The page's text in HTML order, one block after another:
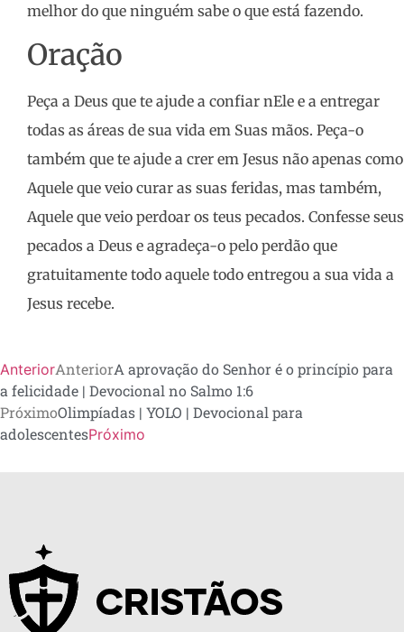
melhor do que ninguém sabe o que está fazendo.
Oração
Peça a Deus que te ajude a confiar nEle e a entregar
todas as áreas de sua vida em Suas mãos. Peça-o
também que te ajude a crer em Jesus não apenas como
Aquele que veio curar as suas feridas, mas também,
Aquele que veio perdoar os teus pecados. Confesse seus
pecados a Deus e agradeça-o pelo perdão que
gratuitamente todo aquele todo entregou a sua vida a
Jesus recebe.
AnteriorAnteriorA aprovação do Senhor é o princípio para
a felicidade | Devocional no Salmo 1:6
PróximoOlimpíadas | YOLO | Devocional para
adolescentesPróximo